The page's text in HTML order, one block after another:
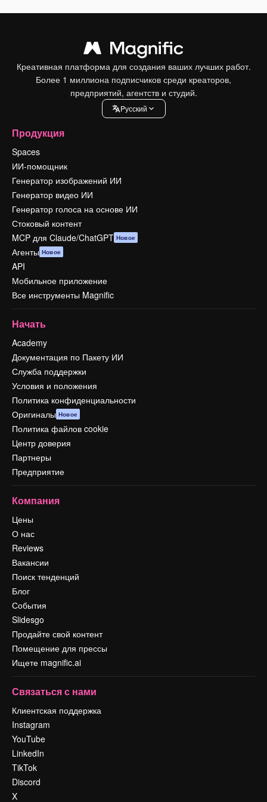
Креативная платформа для создания ваших лучших работ.
Более 1 миллиона подписчиков среди креаторов,
предприятий, агентств и студий.
Pусский
Продукция
Spaces
ИИ-помощник
Генератор изображений ИИ
Генератор видео ИИ
Генератор голоса на основе ИИ
Стоковый контент
MCP для Claude/ChatGPT Новое
Агенты Новое
API
Мобильное приложение
Все инструменты Magnific
Начать
Academy
Документация по Пакету ИИ
Служба поддержки
Условия и положения
Политика конфиденциальности
Оригиналы Новое
Политика файлов cookie
Центр доверия
Партнеры
Предприятие
Компания
Цены
О нас
Reviews
Вакансии
Поиск тенденций
Блог
События
Slidesgo
Продайте свой контент
Помещение для прессы
Ищете magnific.ai
Связаться с нами
Клиентская поддержка
Instagram
YouTube
LinkedIn
TikTok
Discord
X